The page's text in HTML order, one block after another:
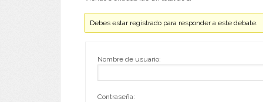
Debes estar registrado para responder a este debate.
Nombre de usuario:
Contraseña: